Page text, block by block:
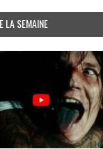
LA SEMAINE